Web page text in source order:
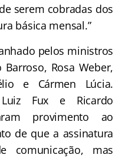
serem cobradas dos
básica mensal.”
pelos ministros
Rosa Weber,
e Cármen Lúcia.
Fux e Ricardo
provimento ao
de que a assinatura
comunicação, mas